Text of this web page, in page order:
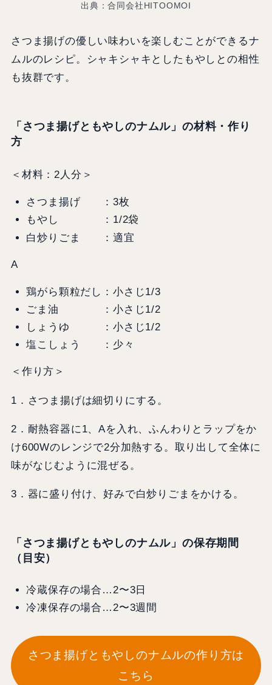
出典：合同会社HITOOMOI
さつま揚げの優しい味わいを楽しむことができるナ
ムルのレシピ。シャキシャキとしたもやしとの相性
も抜群です。
「さつま揚げともやしのナムル」の材料・作り
方
＜材料：2人分＞
さつま揚げ ：3枚
もやし ：1/2袋
白炒りごま ：適宜
A
鶏がら顆粒だし：小さじ1/3
ごま油 ：小さじ1/2
しょうゆ ：小さじ1/2
塩こしょう ：少々
＜作り方＞
1．さつま揚げは細切りにする。
2．耐熱容器に1、Aを入れ、ふんわりとラップをか
け600Wのレンジで2分加熱する。取り出して全体に
味がなじむように混ぜる。
3．器に盛り付け、好みで白炒りごまをかける。
「さつま揚げともやしのナムル」の保存期間
（目安）
冷蔵保存の場合…2〜3日
冷凍保存の場合…2〜3週間
さつま揚げともやしのナムルの作り方は
こちら